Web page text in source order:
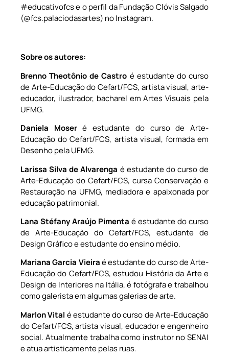
#educativofcs e o perfil da Fundação Clóvis Salgado
(@fcs.palaciodasartes) no Instagram.
Sobre os autores:
Brenno Theotônio de Castro é estudante do curso
de Arte-Educação do Cefart/FCS, artista visual, arte-
educador, ilustrador, bacharel em Artes Visuais pela
UFMG.
Daniela Moseré estudante do curso de Arte-
Educação do Cefart/FCS, artista visual, formada em
Desenho pela UFMG.
Larissa Silva de Alvarenga é estudante do curso de
Arte-Educação do Cefart/FCS, cursa Conservação e
Restauração na UFMG, mediadora e apaixonada por
educação patrimonial.
Lana Stéfany Araújo Pimenta é estudante do curso
de Arte-Educação do Cefart/FCS, estudante de
Design Gráfico e estudante do ensino médio.
Mariana Garcia Vieiraéestudante do curso de Arte-
Educação do Cefart/FCS, estudou História da Arte e
Design de Interiores na Itália, é fotógrafa e trabalhou
como galerista em algumas galerias de arte.
MarlonVital é estudante do curso de Arte-Educação
do Cefart/FCS, artista visual, educador e engenheiro
social. Atualmente trabalha como instrutor no SENAI
e atua artisticamente pelas ruas.